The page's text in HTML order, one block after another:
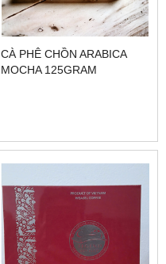
CÀ PHÊ CHỒN ARABICA
MOCHA 125GRAM